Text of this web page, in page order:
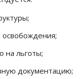
освобождения;
на льготы;
документацию;